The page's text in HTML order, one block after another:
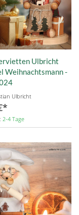
Ulbricht
Weihnachtsmann -
Ulbricht
2-4 Tage